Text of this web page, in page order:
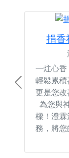
捐香
一炷心
輕鬆累積
更是您
為您與
樑！澄
務，將
Previous